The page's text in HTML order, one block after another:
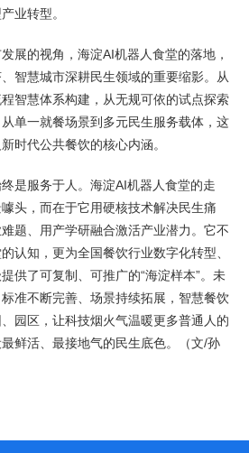
业转型。
展的视角，海淀AI机器人食堂的落地，
智慧城市深耕民生领域的重要缩影。从
智慧体系构建，从无规可依的试点探索
单一就餐场景到多元民生服务载体，这
时代公共餐饮的核心内涵。
是服务于人。海淀AI机器人食堂的走
头，而在于它用硬核技术解决民生痛
题、用产学研融合激活产业潜力。它不
认知，更为全国餐饮行业数字化转型、
供了可复制、可推广的“海淀样本”。未
准不断完善、场景持续拓展，智慧餐饮
园区，让科技烟火气温暖更多普通人的
鲜活、最接地气的民生底色。（文/孙